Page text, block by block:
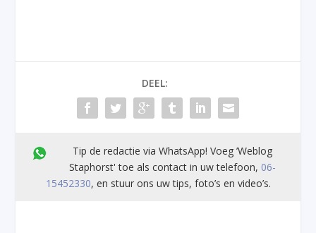
DEEL:
Tip de redactie via WhatsApp! Voeg ’Weblog
Staphorst' toe als contact in uw telefoon, 06-
15452330, en stuur ons uw tips, foto’s en video’s.